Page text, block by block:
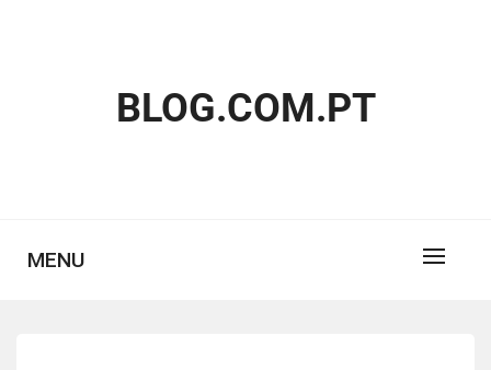
BLOG.COM.PT
MENU